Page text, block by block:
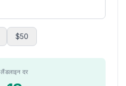
$50
लैंडलाइन दर